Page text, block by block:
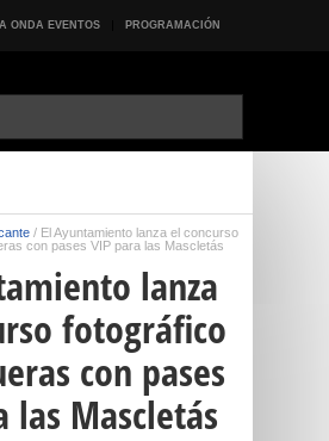
ONDA EVENTOS PROGRAMACIÓN
/ El Ayuntamiento lanza el concurso
con pases VIP para las Mascletás
lanza
fotográfico
con pases
las Mascletás